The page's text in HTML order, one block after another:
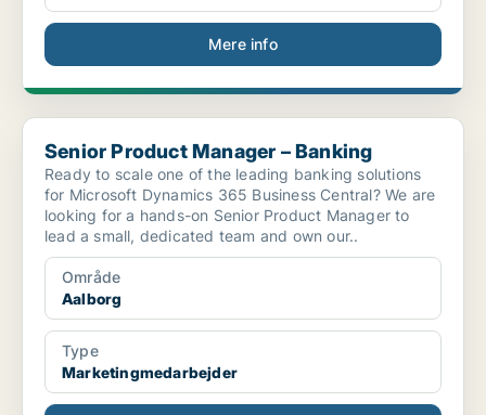
Mere info
Senior Product Manager – Banking
Senior Product Manager – Banking
Ready to scale one of the leading banking solutions
for Microsoft Dynamics 365 Business Central? We are
looking for a hands-on Senior Product Manager to
lead a small, dedicated team and own our..
Område
Aalborg
Type
Marketingmedarbejder